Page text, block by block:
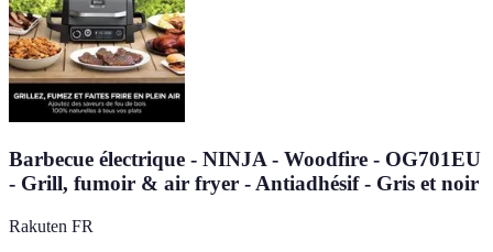
Barbecue électrique - NINJA - Woodfire - OG701EU
- Grill, fumoir & air fryer - Antiadhésif - Gris et noir
Rakuten FR